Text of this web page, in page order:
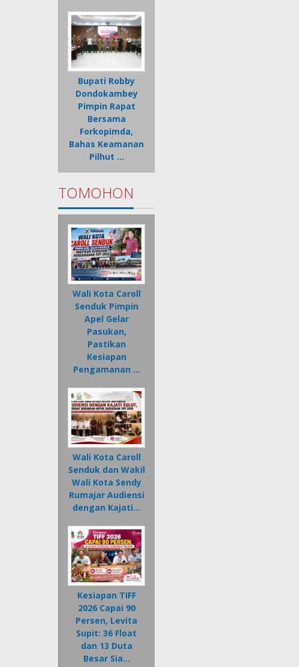
Bupati Robby
Dondokambey
Pimpin Rapat
Bersama
Forkopimda,
Bahas Keamanan
Pilhut …
TOMOHON
Wali Kota Caroll
Senduk Pimpin
Apel Gelar
Pasukan,
Pastikan
Kesiapan
Pengamanan …
Wali Kota Caroll
Senduk dan Wakil
Wali Kota Sendy
Rumajar Audiensi
dengan Kajati…
Kesiapan TIFF
2026 Capai 90
Persen, Levita
Supit: 36 Float
dan 13 Duta
Besar Sia…